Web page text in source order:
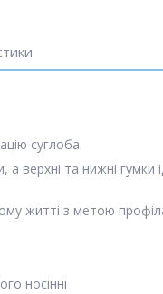
суглоба.
верхні та нижні
житті з метою
носінні